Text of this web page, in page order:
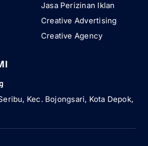
Jasa Perizinan Iklan
Creative Advertising
Creative Agency
Kec. Bojongsari, Kota Depok,